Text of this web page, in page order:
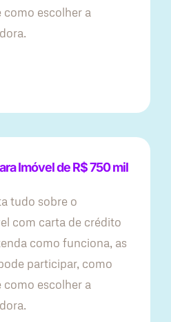
escolher a
Imóvel de R$ 750 mil
tudo sobre o
com carta de crédito
como funciona, as
participar, como
escolher a